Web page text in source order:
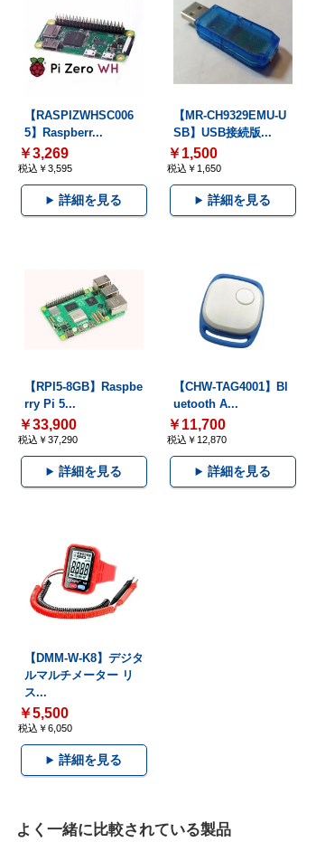
【RASPIZWHSC006
5】Raspberr...
￥3,269
税込￥3,595
詳細を見る
【MR-CH9329EMU-U
SB】USB接続版...
￥1,500
税込￥1,650
詳細を見る
【RPI5-8GB】Raspbe
rry Pi 5...
￥33,900
税込￥37,290
詳細を見る
【CHW-TAG4001】Bl
uetooth A...
￥11,700
税込￥12,870
詳細を見る
【DMM-W-K8】デジタ
ルマルチメーター リ
ス...
￥5,500
税込￥6,050
詳細を見る
よく一緒に比較されている製品